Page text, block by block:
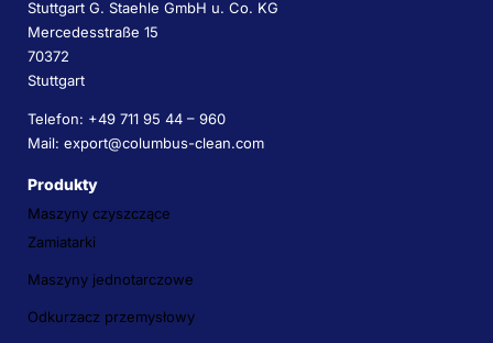
Stuttgart G. Staehle GmbH u. Co. KG
Mercedesstraße 15
70372
Stuttgart
Telefon: +49 711 95 44 – 960
Mail: export@columbus-clean.com
Produkty
Maszyny czyszczące
Zamiatarki
Maszyny jednotarczowe
Odkurzacz przemysłowy